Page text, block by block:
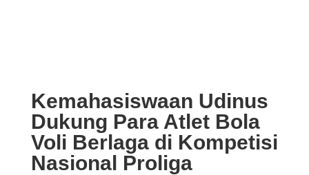
Kemahasiswaan Udinus
Dukung Para Atlet Bola
Voli Berlaga di Kompetisi
Nasional Proliga